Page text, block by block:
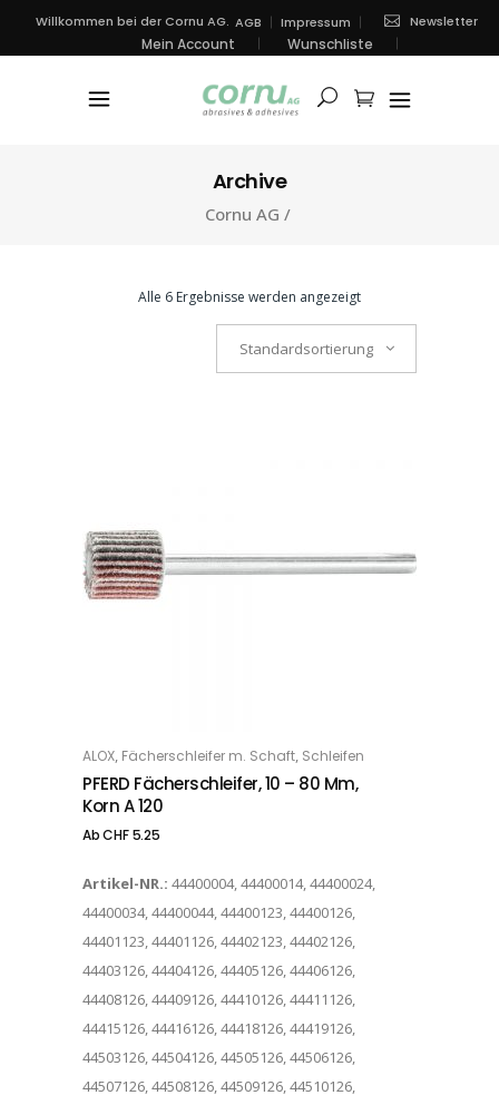
Willkommen bei der Cornu AG. AGB Impressum Newsletter
Mein Account Wunschliste
Archive
Cornu AG /
Alle 6 Ergebnisse werden angezeigt
Standardsortierung
OPTIONS
ALOX, Fächerschleifer m. Schaft, Schleifen
PFERD Fächerschleifer, 10 – 80 Mm,
Korn A 120
AbCHF5.25
Artikel-NR.: 44400004, 44400014, 44400024,
44400034, 44400044, 44400123, 44400126,
44401123, 44401126, 44402123, 44402126,
44403126, 44404126, 44405126, 44406126,
44408126, 44409126, 44410126, 44411126,
44415126, 44416126, 44418126, 44419126,
44503126, 44504126, 44505126, 44506126,
44507126, 44508126, 44509126, 44510126,